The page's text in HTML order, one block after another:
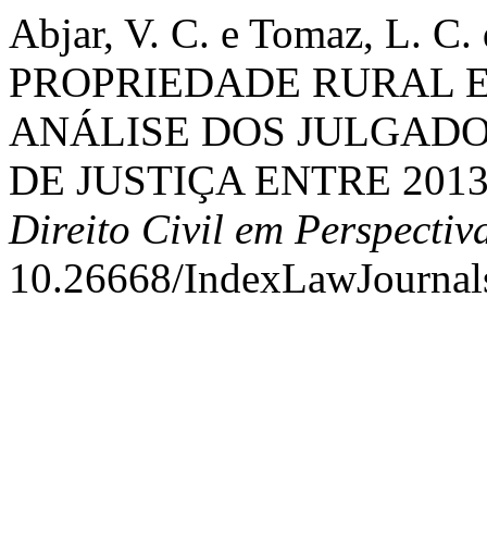
Abjar, V. C. e Tomaz, L.
PROPRIEDADE RURAL
ANÁLISE DOS
DE JUSTIÇA ENTRE
Direito Civil em
10.26668/